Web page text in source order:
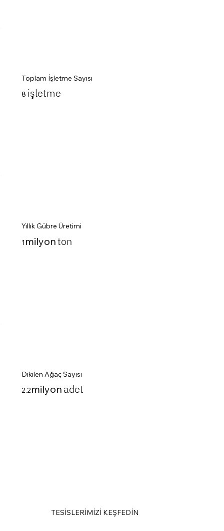
Toplam İşletme Sayısı
8 işletme
Yıllık Gübre Üretimi
1 milyonton
Dikilen Ağaç Sayısı
2.2milyon adet
TESİSLERİMİZİ KEŞFEDİN